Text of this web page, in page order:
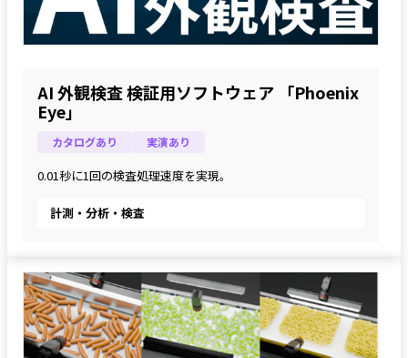
AI 外観検査 検証用ソフトウェア 「Phoenix
Eye」
カタログあり 実演あり
0.01秒に1回の検査処理速度を実現。
計測・分析・検査